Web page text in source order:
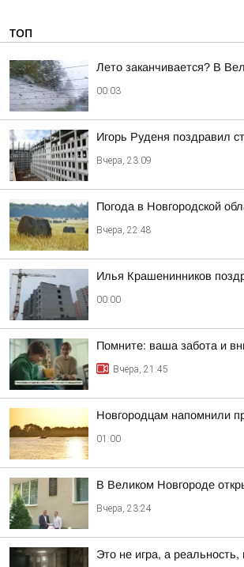
ТОП
Лето заканчивается? В
00:03
Игорь Руденя поздравил
Вчера, 23:09
Погода в Новгородской
Вчера, 22:48
Илья Крашенинников
00:00
Помните: ваша забота и
Вчера, 21:45
Новгородцам напомнили
01:00
В Великом Новгороде
Вчера, 23:24
Это не игра, а